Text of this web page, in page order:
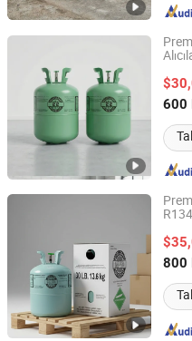
600
Zhejiang NOF Chemical
Zhejiang, China
800
Zhejiang NOF Chemical
Zhejiang, China